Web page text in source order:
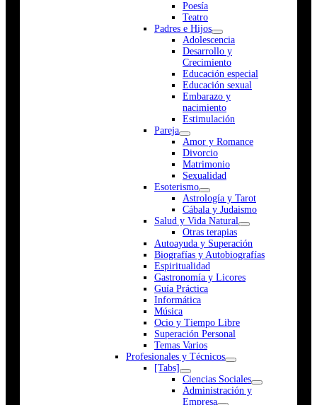
Poesía
Teatro
Padres e Hijos
Adolescencia
Desarrollo y
Crecimiento
Educación especial
Educación sexual
Embarazo y
nacimiento
Estimulación
Pareja
Amor y Romance
Divorcio
Matrimonio
Sexualidad
Esoterismo
Astrología y Tarot
Cábala y Judaismo
Salud y Vida Natural
Otras terapias
Autoayuda y Superación
Biografías y Autobiografías
Espiritualidad
Gastronomía y Licores
Guía Práctica
Informática
Música
Ocio y Tiempo Libre
Superación Personal
Temas Varios
Profesionales y Técnicos
[Tabs]
Ciencias Sociales
Administración y
Empresa